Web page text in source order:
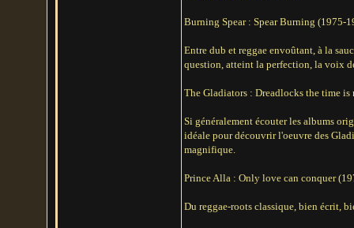
Burning Spear : Spear Burning (1975-
Entre dub et reggae envoûtant, à la
question, atteint la perfection, la voix
The Gladiators : Dreadlocks the time
Si généralement écouter les albums
idéale pour découvrir l'oeuvre des
magnifique.
Prince Alla : Only love can conquer
Du reggae-roots classique, bien écrit,